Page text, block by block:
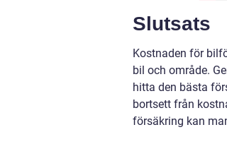
Slutsats
Kostnaden för
bil och område.
hitta den bästa
bortsett från
försäkring kan